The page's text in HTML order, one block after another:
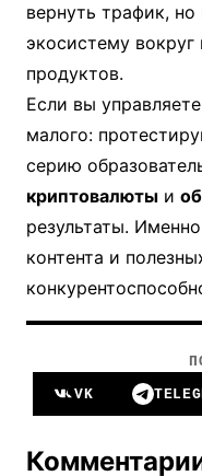
вернуть трафик,
экосистему
продуктов.
Если вы
малого:
серию
криптовалюты и
результаты.
контента и
VK